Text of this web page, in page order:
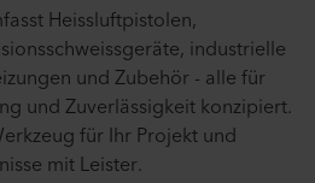
Heissluftpistolen,
industrielle
und Zubehör - alle für
und Zuverlässigkeit konzipiert.
für Ihr Projekt und
mit Leister.